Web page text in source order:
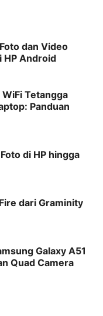
dan Video
HP Android
Tetangga
Panduan
di HP hingga
dari Graminity
Galaxy A51
Quad Camera